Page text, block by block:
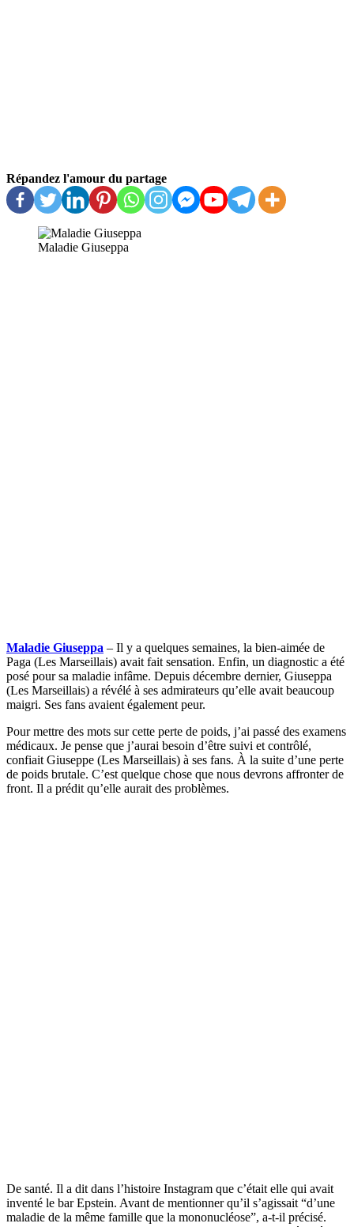
Répandez l'amour du partage
Maladie Giuseppa
Maladie Giuseppa – Il y a quelques semaines, la bien-aimée de
Paga (Les Marseillais) avait fait sensation. Enfin, un diagnostic a été
posé pour sa maladie infâme. Depuis décembre dernier, Giuseppa
(Les Marseillais) a révélé à ses admirateurs qu’elle avait beaucoup
maigri. Ses fans avaient également peur.
Pour mettre des mots sur cette perte de poids, j’ai passé des examens
médicaux. Je pense que j’aurai besoin d’être suivi et contrôlé,
confiait Giuseppe (Les Marseillais) à ses fans. À la suite d’une perte
de poids brutale. C’est quelque chose que nous devrons affronter de
front. Il a prédit qu’elle aurait des problèmes.
De santé. Il a dit dans l’histoire Instagram que c’était elle qui avait
inventé le bar Epstein. Avant de mentionner qu’il s’agissait “d’une
maladie de la même famille que la mononucléose”, a-t-il précisé.